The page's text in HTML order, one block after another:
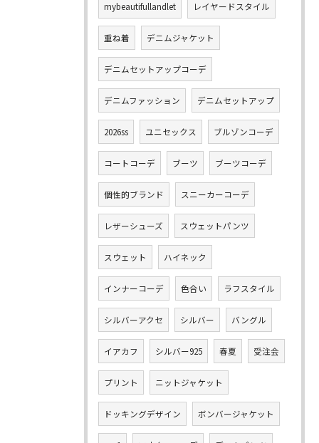
mybeautifullandlet レイヤードスタイル
重ね着 デニムジャケット
デニムセットアップコーデ
デニムファッション デニムセットアップ
2026ss ユニセックス ブルゾンコーデ
コートコーデ ブーツ ブーツコーデ
個性的ブランド スニーカーコーデ
レザーシューズ スウェットパンツ
スウェット ハイネック
インナーコーデ 色合い ラフスタイル
シルバーアクセ シルバー バングル
イアカフ シルバー925 春夏 受注会
プリント ニットジャケット
ドッキングデザイン ボンバージャケット